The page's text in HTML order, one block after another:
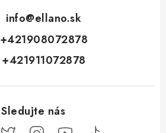
info@ellano.sk
+421908072878
+421911072878